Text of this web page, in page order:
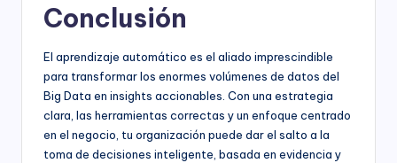
Conclusión
El aprendizaje automático es el aliado imprescindible
para transformar los enormes volúmenes de datos del
Big Data en insights accionables. Con una estrategia
clara, las herramientas correctas y un enfoque centrado
en el negocio, tu organización puede dar el salto a la
toma de decisiones inteligente, basada en evidencia y